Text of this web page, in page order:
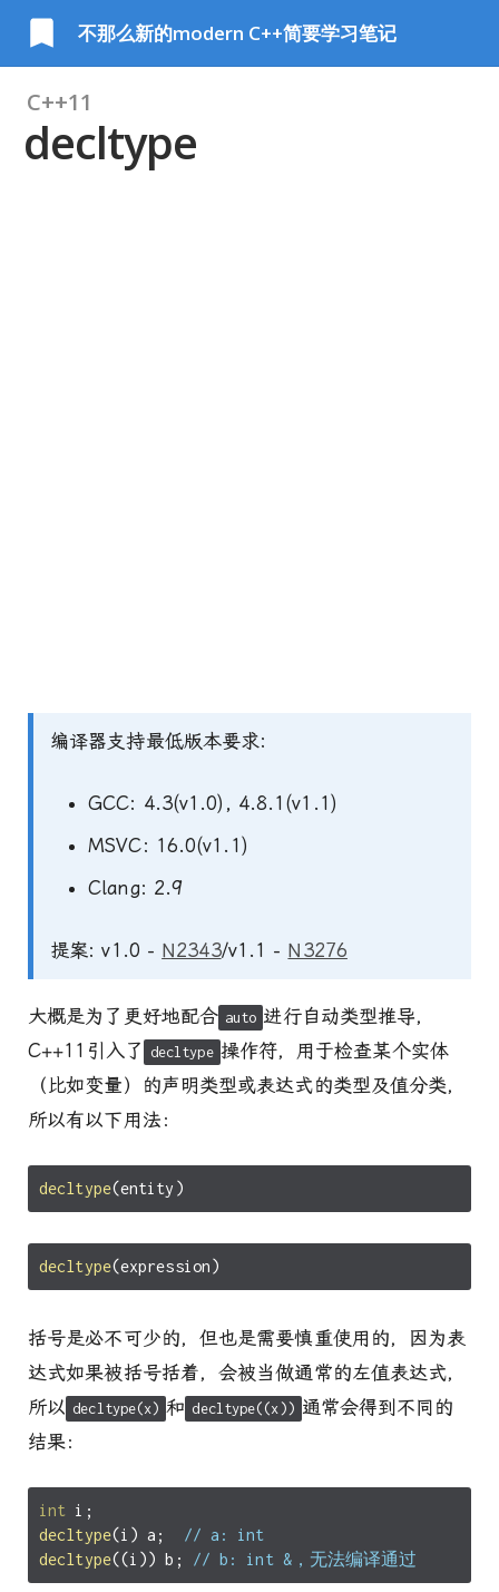
不那么新的modern C++简要学习笔记
C++11
decltype
编译器支持最低版本要求:
GCC: 4.3(v1.0), 4.8.1(v1.1)
MSVC: 16.0(v1.1)
Clang: 2.9
提案: v1.0 - N2343/v1.1 - N3276
大概是为了更好地配合 auto 进行自动类型推导，
C++11引入了
decltype 操作符，用于检查某个实体
（比如变量）的声明类型或表达式的类型及值分类，
所以有以下用法：
decltype(entity )
decltype(expression)
括号是必不可少的，但也是需要慎重使用的，因为表
达式如果被括号括着，会被当做通常的左值表达式，
所以 decltype(x) 和 decltype((x)) 通常会得到不同的
结果：
int i ;
decltype(i ) a ;
// a: int
decltype((i )) b ; // b: int &，无法编译通过